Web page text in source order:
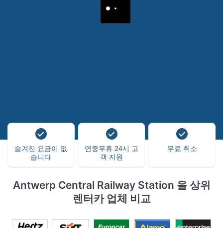
숨겨진 요금이 없
습니다
연중무휴 24시 고
객 지원
무료 취소
Antwerp Central Railway Station 을 상위
렌터카 업체 비교